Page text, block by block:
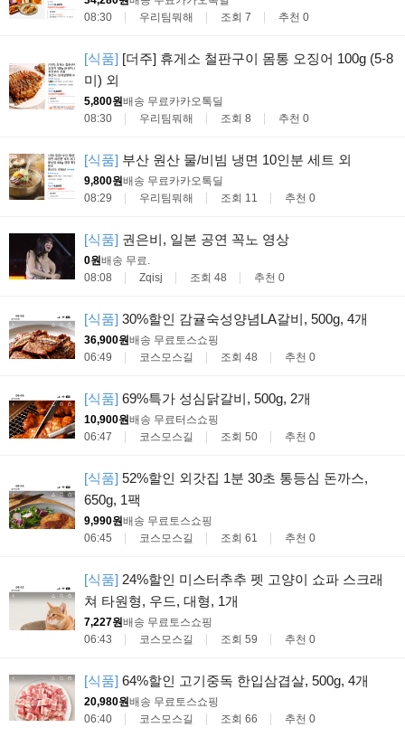
08:30
우리팀뭐해 조회 7 추천 0
[식품] [더주] 휴게소 철판구이 몸통 오징어 100g (5-8
미) 외
5,800원배송 무료카카오톡딜
08:30
우리팀뭐해 조회 8 추천 0
[식품] 부산 원산 물/비빔 냉면 10인분 세트 외
9,800원배송 무료카카오톡딜
08:29
우리팀뭐해 조회 11 추천 0
[식품] 권은비, 일본 공연 꼭노 영상
0원배송 무료.
08:08
Zqisj 조회 48 추천 0
[식품] 30%할인 감귤숙성양념LA갈비, 500g, 4개
36,900원배송 무료토스쇼핑
06:49
코스모스길 조회 48 추천 0
[식품] 69%특가 성심닭갈비, 500g, 2개
10,900원배송 무료터스쇼핑
06:47
코스모스길 조회 50 추천 0
[식품] 52%할인 외갓집 1분 30초 통등심 돈까스,
650g, 1팩
9,990원배송 무료토스쇼핑
06:45
코스모스길 조회 61 추천 0
[식품] 24%할인 미스터추추 펫 고양이 쇼파 스크래
쳐 타원형, 우드, 대형, 1개
7,227원배송 무료토스쇼핑
06:43
코스모스길 조회 59 추천 0
[식품] 64%할인 고기중독 한입삼겹살, 500g, 4개
20,980원배송 무료토스쇼핑
06:40
코스모스길 조회 66 추천 0